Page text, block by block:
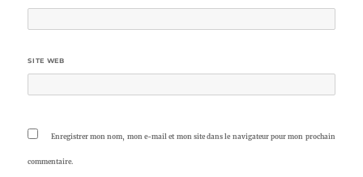
SITE WEB
Enregistrer mon nom, mon e-mail et mon site dans le navigateur pour mon prochain
commentaire.